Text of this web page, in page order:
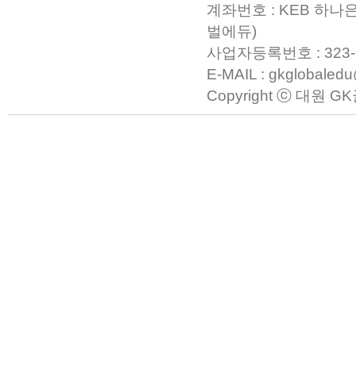
계좌번호 : KEB 하나
벌에듀)
사업자등록번호 :
E-MAIL :
Copyright ⓒ 대원 GK